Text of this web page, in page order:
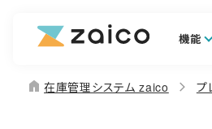
機能
home 在庫管理システム zaico プ